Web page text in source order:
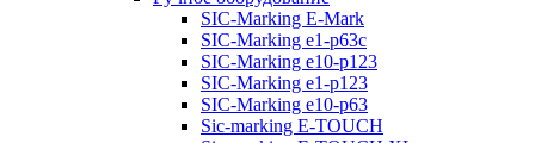
SIC-Marking E-Mark
SIC-Marking e1-p63с
SIC-Marking e10-p123
SIC-Marking e1-p123
SIC-Marking e10-p63
Sic-marking E-TOUCH